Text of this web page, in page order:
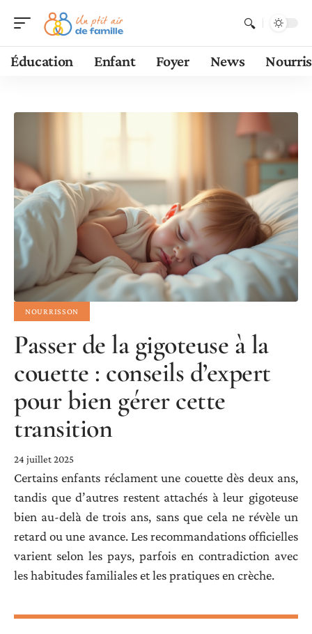
Éducation Enfant Foyer News
NOURRISSON
Passer de la gigoteuse à la
couette : conseils d’expert
pour bien gérer cette
transition
24 juillet 2025
Certains enfants réclament une couette dès deux ans,
tandis que d’autres restent attachés à leur gigoteuse
bien au-delà de trois ans, sans que cela ne révèle un
retard ou une avance. Les recommandations officielles
varient selon les pays, parfois en contradiction avec
les habitudes familiales et les pratiques en crèche.